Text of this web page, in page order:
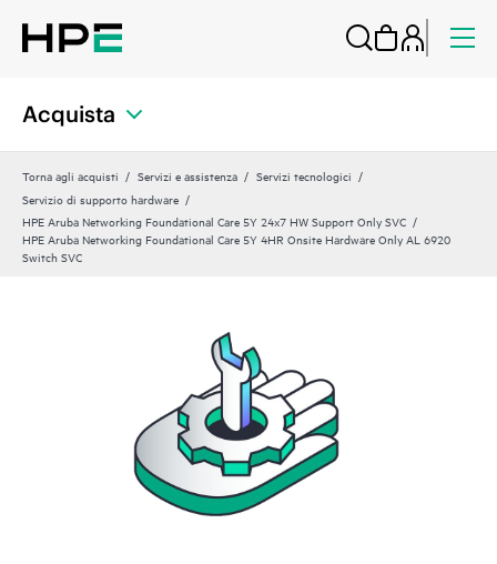
Acquista
Torna agli acquisti Servizi e assistenza
Servizi tecnologici
Servizio di supporto hardware
HPE Aruba Networking Foundational Care 5Y 24x7 HW Support Only SVC
HPE Aruba Networking Foundational Care 5Y 4HR Onsite Hardware Only AL 6920
Switch SVC